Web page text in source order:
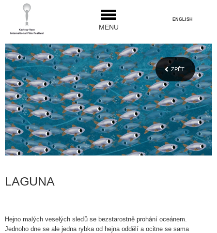
MENU
ENGLISH
ZPĚT
LAGUNA
Hejno malých veselých sleďů se bezstarostně prohání oceánem.
Jednoho dne se ale jedna rybka od hejna oddělí a ocitne se sama